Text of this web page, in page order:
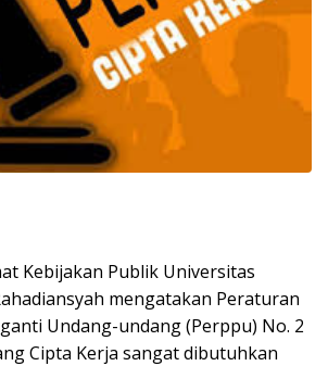
Kebijakan Publik Universitas
mengatakan Peraturan
Undang-undang (Perppu) No. 2
Cipta Kerja sangat dibutuhkan